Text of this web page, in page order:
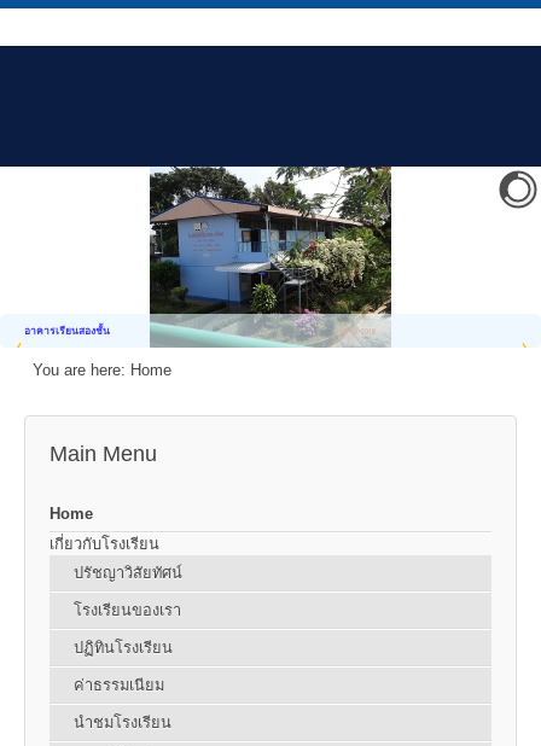
อาคารเรียนสองชั้น
You are here: Home
Main Menu
Home
เกี่ยวกับโรงเรียน
ปรัชญาวิสัยทัศน์
โรงเรียนของเรา
ปฏิทินโรงเรียน
ค่าธรรมเนียม
นำชมโรงเรียน